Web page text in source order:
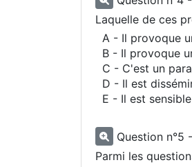
Laquelle de ces
A - Il provoque
B - Il provoque
C - C'est un
D - Il est
E - Il est
Question n°5
Parmi les